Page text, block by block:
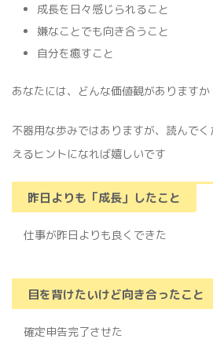
成長を日々感じられること
嫌なことでも向き合うこと
自分を癒すこと
あなたには、どんな価値観がありますか
不器用な歩みではありますが、読んで
えるヒントになれば嬉しいです
昨日よりも「成長」したこと
仕事が昨日よりも良くできた
目を背けたいけど向き合ったこと
確定申告完了させた